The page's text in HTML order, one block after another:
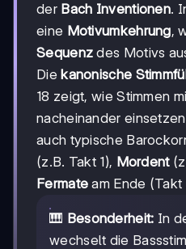
der Bach Inventionen.
eine Motivumkehrung,
Sequenz des Motivs
Die kanonische
18 zeigt, wie Stimmen
nacheinander
auch typische
(z.B. Takt 1), Mordent
Fermate am Ende (Takt
🎹 Besonderheit: In
wechselt die